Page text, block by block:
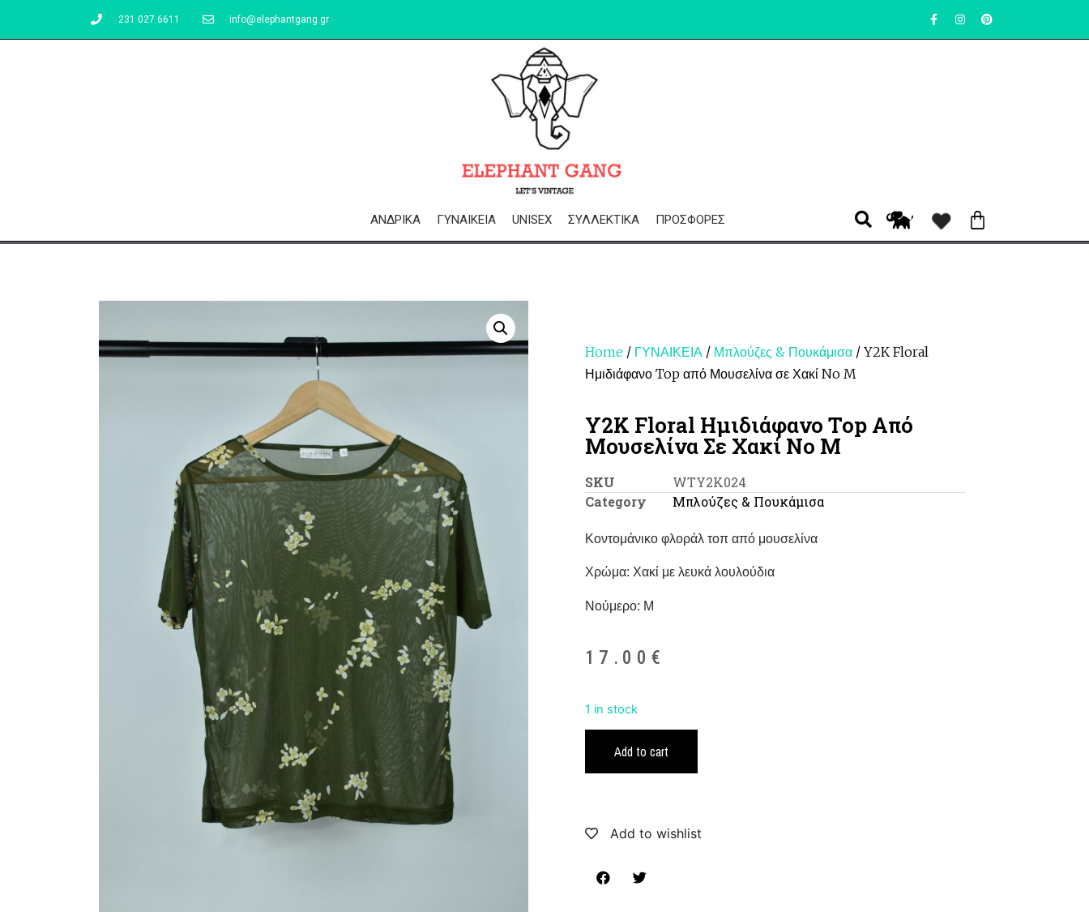
231 027 6611 info@elephantgang.gr
ΑΝΔΡΙΚΆ ΓΥΝΑΙΚΕΊΑ UNISEX ΣΥΛΛΕΚΤΙΚΆ ΠΡΟΣΦΟΡΈΣ
Home / ΓΥΝΑΙΚΕΙΑ / Μπλούζες & Πουκάμισα / Y2K Floral
Ημιδιάφανο Top από Μουσελίνα σε Χακί No M
Y2K Floral Ημιδιάφανο Top Από
Μουσελίνα Σε Χακί No M
SKU
WTY2K024
Category
Μπλούζες & Πουκάμισα
Κοντομάνικο φλοράλ τοπ από μουσελίνα
Χρώμα: Χακί με λευκά λουλούδια
Νούμερο: M
17.00 €
1 in stock
Add to cart
Add to wishlist